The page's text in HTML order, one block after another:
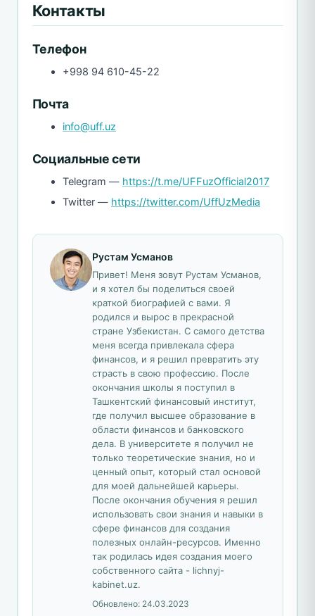
Контакты
Телефон
+998 94 610-45-22
Почта
info@uff.uz
Социальные сети
Telegram — https://t.me/UFFuzOfficial2017
Twitter — https://twitter.com/UffUzMedia
Рустам Усманов
Привет! Меня зовут Рустам Усманов,
и я хотел бы поделиться своей
краткой биографией с вами. Я
родился и вырос в прекрасной
стране Узбекистан. С самого детства
меня всегда привлекала сфера
финансов, и я решил превратить эту
страсть в свою профессию. После
окончания школы я поступил в
Ташкентский финансовый институт,
где получил высшее образование в
области финансов и банковского
дела. В университете я получил не
только теоретические знания, но и
ценный опыт, который стал основой
для моей дальнейшей карьеры.
После окончания обучения я решил
использовать свои знания и навыки в
сфере финансов для создания
полезных онлайн-ресурсов. Именно
так родилась идея создания моего
собственного сайта - lichnyj-
kabinet.uz.
Обновлено: 24.03.2023